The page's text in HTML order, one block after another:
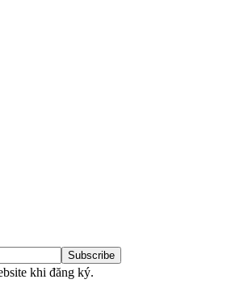
Subscribe
khi đăng ký.